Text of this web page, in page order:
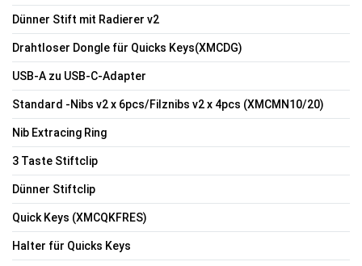
Dünner Stift mit Radierer v2
Drahtloser Dongle für Quicks Keys(XMCDG)
USB-A zu USB-C-Adapter
Standard -Nibs v2 x 6pcs/Filznibs v2 x 4pcs (XMCMN10/20)
Nib Extracing Ring
3 Taste Stiftclip
Dünner Stiftclip
Quick Keys (XMCQKFRES)
Halter für Quicks Keys